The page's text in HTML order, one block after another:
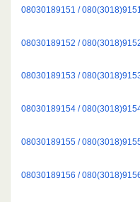
08030189151 /
08030189152 /
08030189153 /
08030189154 /
08030189155 /
08030189156 /